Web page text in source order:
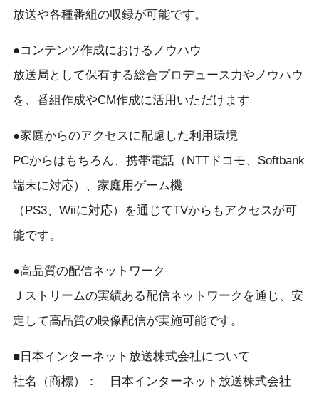
放送や各種番組の収録が可能です。
●コンテンツ作成におけるノウハウ
放送局として保有する総合プロデュース力やノウハウ
を、番組作成やCM作成に活用いただけます
●家庭からのアクセスに配慮した利用環境
PCからはもちろん、携帯電話（NTTドコモ、Softbank
端末に対応）、家庭用ゲーム機
（PS3、Wiiに対応）を通じてTVからもアクセスが可
能です。
●高品質の配信ネットワーク
Ｊストリームの実績ある配信ネットワークを通じ、安
定して高品質の映像配信が実施可能です。
■日本インターネット放送株式会社について
社名（商標）： 日本インターネット放送株式会社